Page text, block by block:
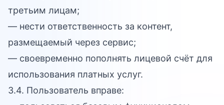
третьим лицам;
— нести ответственность за контент,
размещаемый через сервис;
— своевременно пополнять лицевой счёт для
использования платных услуг.
3.4. Пользователь вправе: